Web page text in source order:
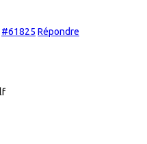
#61825 Répondre